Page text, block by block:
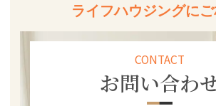
ライフハウジングに
CONTACT
お問い合わ